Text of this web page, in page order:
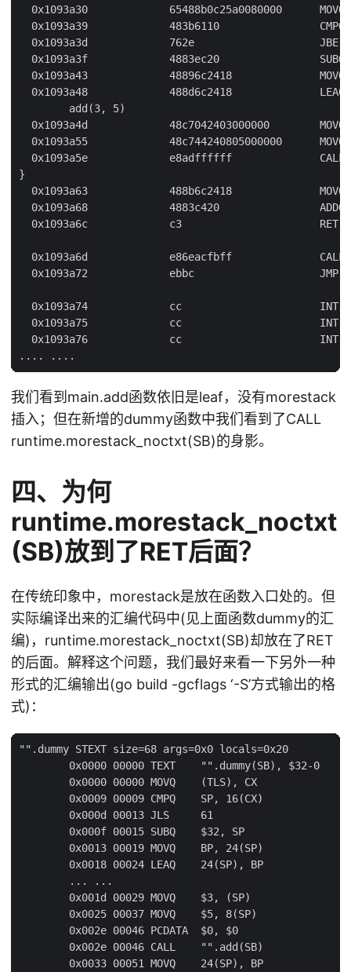
0x1093a30             65488b0c25a0080000      MOVQ
0x1093a39             483b6110                CMPQ
0x1093a3d             762e                    JBE
0x1093a3f             4883ec20                SUBQ
0x1093a43             48896c2418              MOVQ
0x1093a48             488d6c2418              LEAQ
        add(3, 5)
0x1093a4d             48c7042403000000        MOVQ
0x1093a55             48c744240805000000      MOVQ
0x1093a5e             e8adffffff              CALL
}
0x1093a63             488b6c2418              MOVQ
0x1093a68             4883c420                ADDQ
  0x1093a6c             c3                      RET
0x1093a6d             e86eacfbff              CALL
0x1093a72             ebbc                    JMP
0x1093a74             cc                      INT
0x1093a75             cc                      INT
0x1093a76             cc                      INT
我们看到main.add函数依旧是leaf，没有morestack
插入；但在新增的dummy函数中我们看到了CALL
runtime.morestack_noctxt(SB)的身影。
四、为何
runtime.morestack_noctxt
(SB)放到了RET后面？
在传统印象中，morestack是放在函数入口处的。但
实际编译出来的汇编代码中(见上面函数dummy的汇
编)，runtime.morestack_noctxt(SB)却放在了RET
的后面。解释这个问题，我们最好来看一下另外一种
形式的汇编输出(go build -gcflags ‘-S’方式输出的格
式)：
"".dummy STEXT size=68 args=0x0 locals=0x20
        0x0000 00000 TEXT    "".dummy(SB), $32-0
        0x0000 00000 MOVQ    (TLS), CX
        0x0009 00009 CMPQ    SP, 16(CX)
        0x000d 00013 JLS     61
        0x000f 00015 SUBQ    $32, SP
        0x0013 00019 MOVQ    BP, 24(SP)
        0x0018 00024 LEAQ    24(SP), BP
        ... ...
        0x001d 00029 MOVQ    $3, (SP)
        0x0025 00037 MOVQ    $5, 8(SP)
        0x002e 00046 PCDATA  $0, $0
        0x002e 00046 CALL    "".add(SB)
        0x0033 00051 MOVQ    24(SP), BP